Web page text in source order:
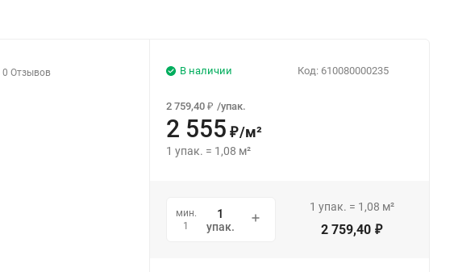
0 Отзывов Код: 610080000235
В наличии
2 759,40 ₽ /упак.
2 555 ₽/м²
1 упак. = 1,08 м²
мин.
1
упак.
1 упак. = 1,08 м²
2 759,40 ₽